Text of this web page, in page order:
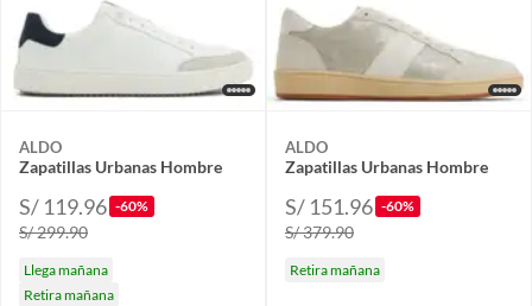
ALDO
Zapatillas Urbanas Hombre
S/ 119.96 -60%
S/ 299.90
Llega mañana
Retira mañana
ALDO
Zapatillas Urbanas Hombre
S/ 151.96 -60%
S/ 379.90
Retira mañana